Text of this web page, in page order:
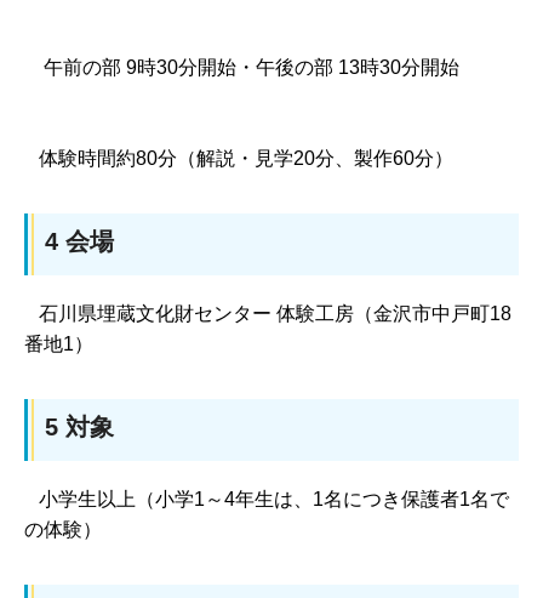
午前の部 9時30分開始・午後の部 13時30分開始
体験時間約80分（解説・見学20分、製作60分）
4 会場
石川県埋蔵文化財センター 体験工房（金沢市中戸町18
番地1）
5 対象
小学生以上（小学1～4年生は、1名につき保護者1名で
の体験）